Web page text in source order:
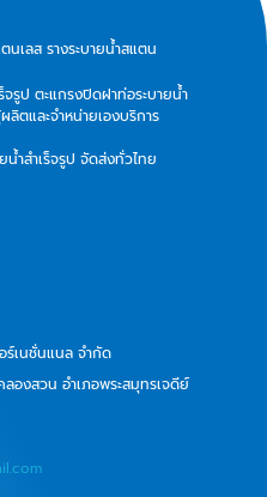
นเลส รางระบายน้ำสแตน
จรูป ตะแกรงปิดฝาท่อระบายน้ำ
ลิตและจำหน่ายเองบริการ
น้ำสำเร็จรูป จัดส่งทั่วไทย
ร์เนชั่นแนล จำกัด
องสวน อำเภอพระสมุทรเจดีย์